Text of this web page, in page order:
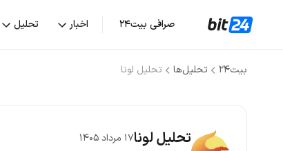
صرافی بیت۲۴ اخبار تحلیل
بیت۲۴ تحلیل‌ها تحلیل لونا
تحلیل لونا17 مرداد 1405